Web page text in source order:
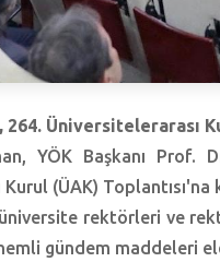
Üniversitelerarası
YÖK Başkanı Prof.
(ÜAK) Toplantısı'na
rektörleri ve
gündem maddeleri